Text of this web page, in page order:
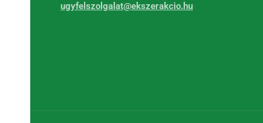
ugyfelszolgalat@ekszerakcio.hu